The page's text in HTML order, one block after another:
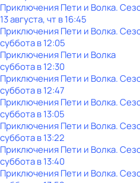
Приключения Пети и Волка.
13 августа, чт в 16:45
Приключения Пети и Волка.
субботав12:05
Приключения Пети и Волка
субботав12:30
Приключения Пети и Волка.
субботав12:47
Приключения Пети и Волка.
субботав13:05
Приключения Пети и Волка.
субботав13:22
Приключения Пети и Волка.
субботав13:40
Приключения Пети и Волка.